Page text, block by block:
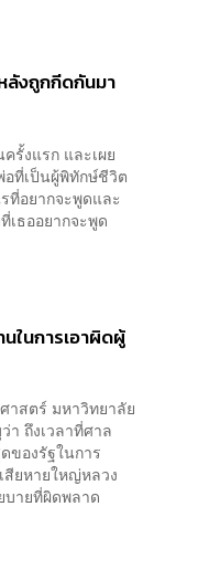
ลังถูกกีดกันมา
รั้งแรก และเผย
อที่เป็นผู้พิทักษ์ชีวิต
ที่อยากจะพูดและ
เธออยากจะพูด
ในการเอาผิดผู้
สตร์ มหาวิทยาลัย
ถึงเวลาที่ศาล
ของรัฐในการ
ยหายใหญ่หลวง
บายที่ผิดพลาด